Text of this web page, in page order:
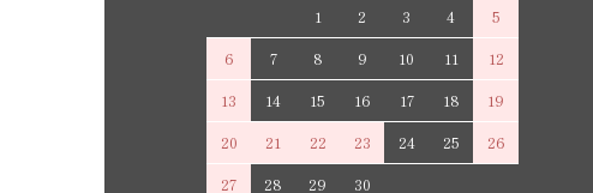
1
2 3 4
5
6
7 8 9 10 11
12
13
14 15 16 17 18
19
20
21 22 23 24 25
26
27
28 29 30